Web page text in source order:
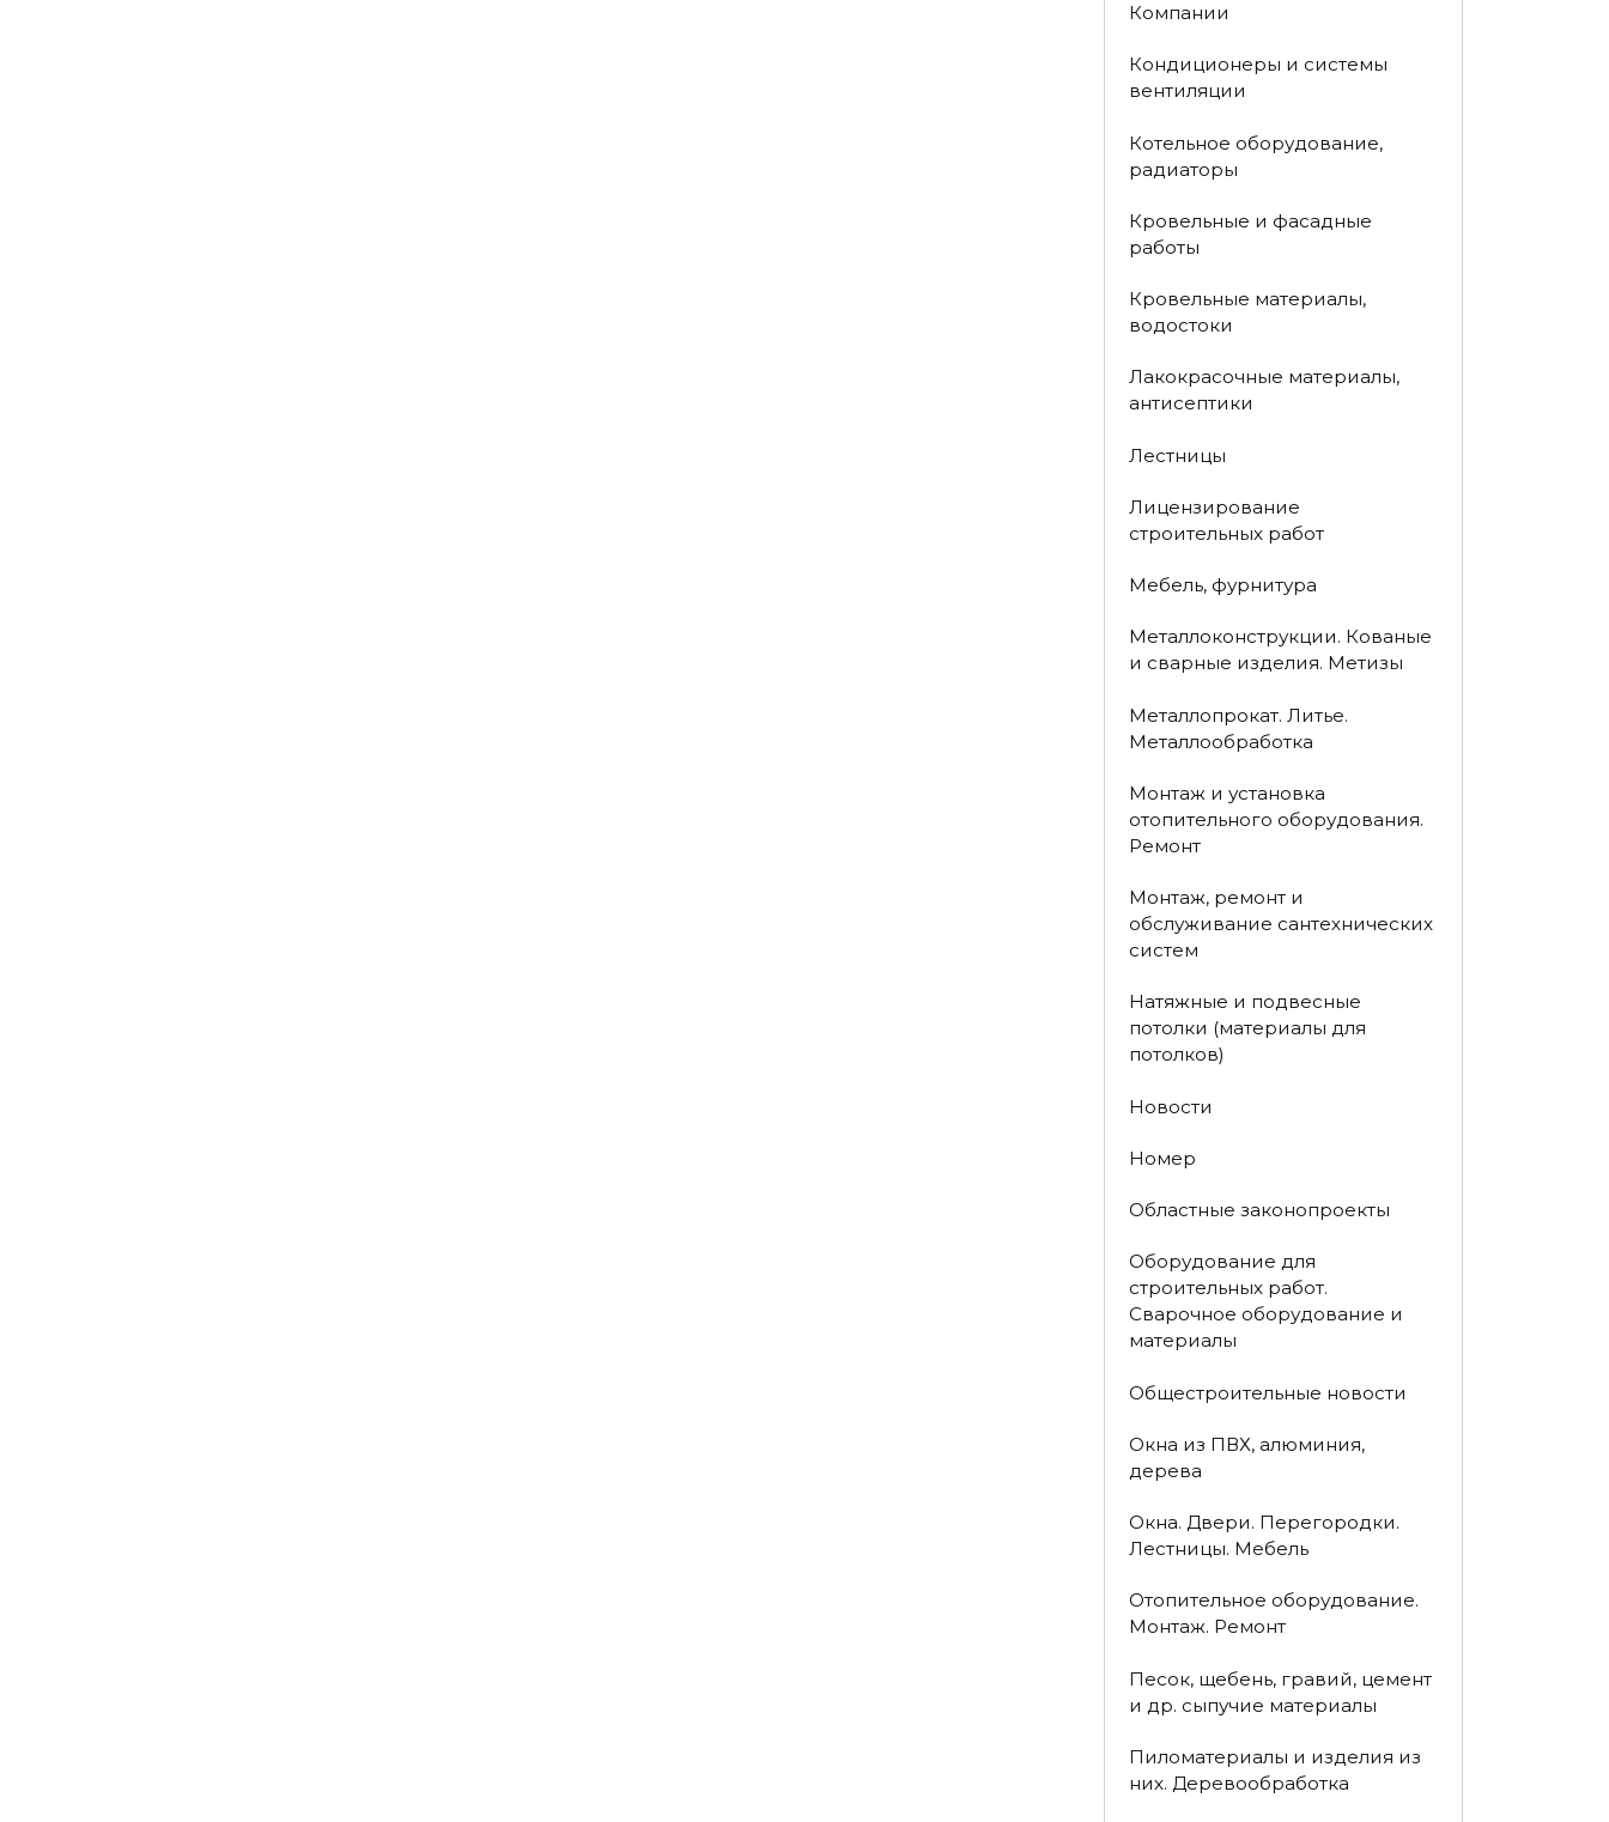
Компании
Кондиционеры и системы
вентиляции
Котельное оборудование,
радиаторы
Кровельные и фасадные
работы
Кровельные материалы,
водостоки
Лакокрасочные материалы,
антисептики
Лестницы
Лицензирование
строительных работ
Мебель, фурнитура
Металлоконструкции. Кованые
и сварные изделия. Метизы
Металлопрокат. Литье.
Металлообработка
Монтаж и установка
отопительного оборудования.
Ремонт
Монтаж, ремонт и
обслуживание сантехнических
систем
Натяжные и подвесные
потолки (материалы для
потолков)
Новости
Номер
Областные законопроекты
Оборудование для
строительных работ.
Сварочное оборудование и
материалы
Общестроительные новости
Окна из ПВХ, алюминия,
дерева
Окна. Двери. Перегородки.
Лестницы. Мебель
Отопительное оборудование.
Монтаж. Ремонт
Песок, щебень, гравий, цемент
и др. сыпучие материалы
Пиломатериалы и изделия из
них. Деревообработка